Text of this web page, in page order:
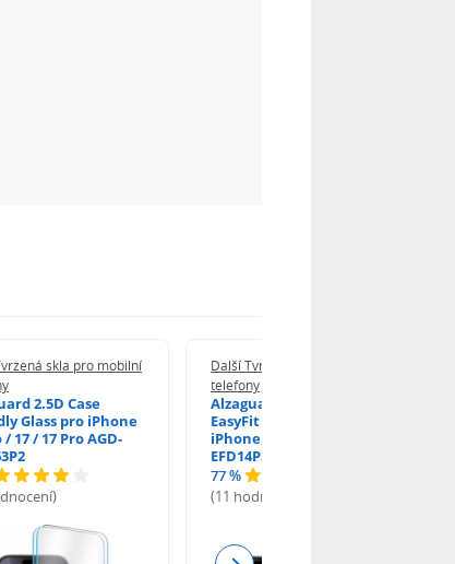
skla pro mobilní
2.5D Case
Glass pro iPhone
/ 17 / 17 Pro AGD-
Další Tvrzená skla pro mobilní
telefony
Alzaguard 2.5D Glass
EasyFit DustFree pro
iPhone 16 Pro / 17 AGD-
EFD14P3
77 %
(11 hodnocení)